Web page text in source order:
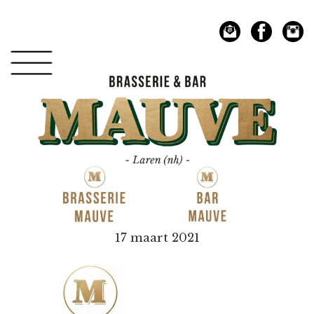
hoofdnavigatie
hoofd
inhoud
Mauve
17 maart 2021